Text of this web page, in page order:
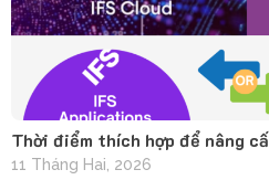
Thời điểm thích hợp để nâng
11 Tháng Hai, 2026